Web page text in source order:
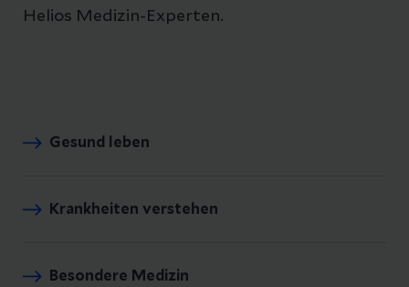
Helios Medizin-Experten.
Gesund leben
Krankheiten verstehen
Besondere Medizin